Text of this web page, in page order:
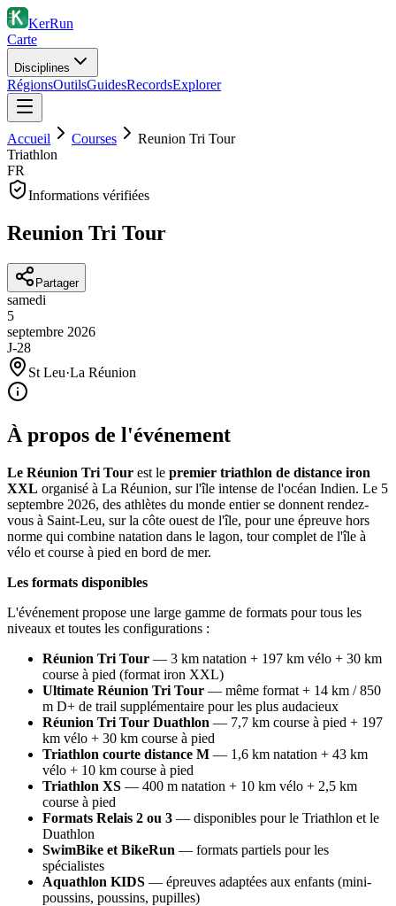
KerRun
Carte
Disciplines
RégionsOutilsGuidesRecordsExplorer
Accueil Courses
Reunion Tri Tour
Triathlon
FR
Informations vérifiées
Reunion Tri Tour
Partager
samedi
5
septembre 2026
J-28
St Leu·La Réunion
À propos de l'événement
Le Réunion Tri Tour est le premier triathlon de distance iron
XXL organisé à La Réunion, sur l'île intense de l'océan Indien. Le 5
septembre 2026, des athlètes du monde entier se donnent rendez-
vous à Saint-Leu, sur la côte ouest de l'île, pour une épreuve hors
norme qui combine natation dans le lagon, tour complet de l'île à
vélo et course à pied en bord de mer.
Les formats disponibles
L'événement propose une large gamme de formats pour tous les
niveaux et toutes les configurations :
Réunion Tri Tour — 3 km natation + 197 km vélo + 30 km
course à pied (format iron XXL)
Ultimate Réunion Tri Tour — même format + 14 km / 850
m D+ de trail supplémentaire pour les plus audacieux
Réunion Tri Tour Duathlon — 7,7 km course à pied + 197
km vélo + 30 km course à pied
Triathlon courte distance M — 1,6 km natation + 43 km
vélo + 10 km course à pied
Triathlon XS — 400 m natation + 10 km vélo + 2,5 km
course à pied
Formats Relais 2 ou 3 — disponibles pour le Triathlon et le
Duathlon
SwimBike et BikeRun — formats partiels pour les
spécialistes
Aquathlon KIDS — épreuves adaptées aux enfants (mini-
poussins, poussins, pupilles)